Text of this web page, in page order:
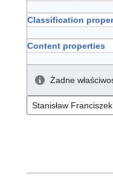
Classification
Content properties
Żadne